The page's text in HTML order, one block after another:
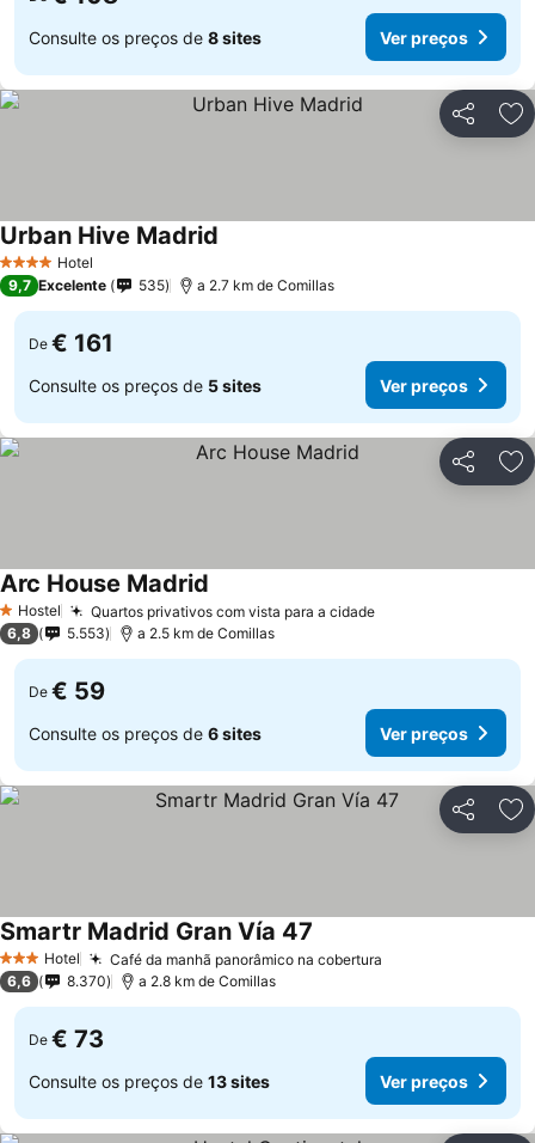
Consulte os preços de 8 sites Ver preços
Partilhar
4 EstrelasHotel
Urban Hive Madrid
9,7 Excelente 535 a 2.7 km de Comillas
De € 161
Consulte os preços de 5 sites Ver preços
Partilhar
1 Estrelas
Hostel Quartos privativos com vista para a cidade
Arc House Madrid
6,8 5.553 a 2.5 km de Comillas
De € 59
Consulte os preços de 6 sites Ver preços
Partilhar
3 EstrelasHotel Café da manhã panorâmico na cobertura
Smartr Madrid Gran Vía 47
6,6 8.370 a 2.8 km de Comillas
De € 73
Consulte os preços de 13 sites Ver preços